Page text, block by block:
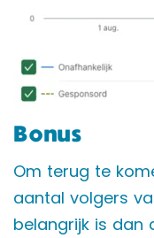
Bonus
Om terug te
aantal volgers
belangrijk is dan